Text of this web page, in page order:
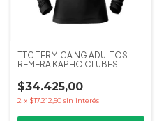
TTC TERMICA NG ADULTOS -
REMERA KAPHO CLUBES
$34.425,00
2 x $17.212,50 sin interés